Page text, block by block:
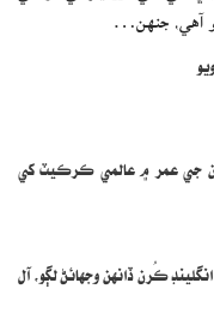
جي جان ٽرنر 25 ورهين جي عمر ۾ عالمي ڪرڪيٽ کي
ڪُرن ڏانهن وجهائڻ لڳو، آل